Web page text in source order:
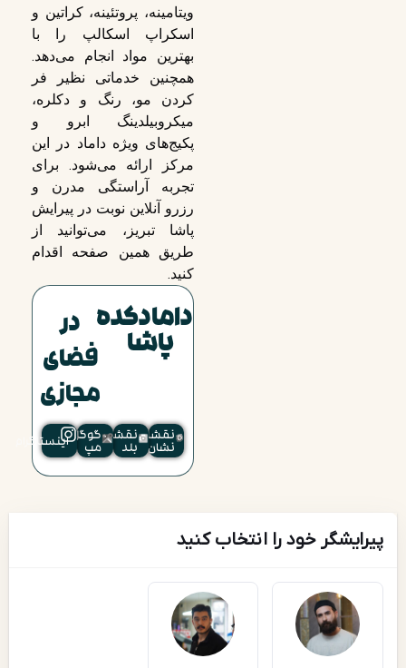
ویتامینه، پروتئینه، کراتین و
اسکراپ اسکالپ را با
بهترین مواد انجام می‌دهد.
همچنین خدماتی نظیر فر
کردن مو، رنگ و دکلره،
میکروبیلدینگ ابرو و
پکیج‌های ویژه داماد در این
مرکز ارائه می‌شود. برای
تجربه آراستگی مدرن و
رزرو آنلاین نوبت در پیرایش
پاشا تبریز، می‌توانید از
طریق همین صفحه اقدام
کنید.
دامادکده
پاشا
در
فضای
مجازی
نقشه
نشان
نقشه
بلد
گوگل
مپ اینستاگرام
پیرایشگر خود را انتخاب کنید